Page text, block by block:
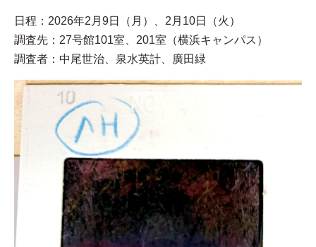
日程：2026年2月9日（月）、2月10日（火）
調査先：27号館101室、201室（横浜キャンパス）
調査者：中尾世治、泉水英計、廣田緑